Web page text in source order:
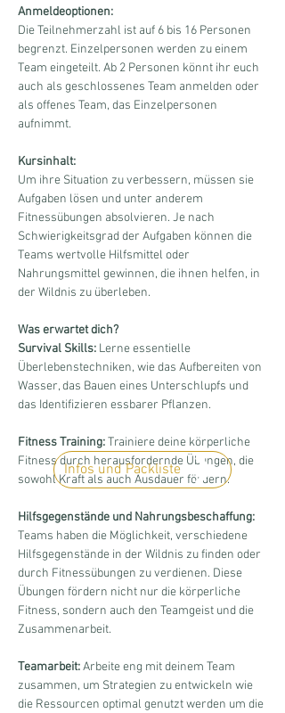
Anmeldeoptionen:
Die Teilnehmerzahl ist auf 6 bis 16 Personen
begrenzt. Einzelpersonen werden zu einem
Team eingeteilt. Ab 2 Personen könnt ihr euch
auch als geschlossenes Team anmelden oder
als offenes Team, das Einzelpersonen
aufnimmt.
Kursinhalt:
Um ihre Situation zu verbessern, müssen sie
Aufgaben lösen und unter anderem
Fitnessübungen absolvieren. Je nach
Schwierigkeitsgrad der Aufgaben können die
Teams wertvolle Hilfsmittel oder
Nahrungsmittel gewinnen, die ihnen helfen, in
der Wildnis zu überleben.
Was erwartet dich?
Survival Skills: Lerne essentielle
Überlebenstechniken, wie das Aufbereiten von
Wasser, das Bauen eines Unterschlupfs und
das Identifizieren essbarer Pflanzen.
Fitness Training: Trainiere deine körperliche
Fitness durch herausfordernde Übungen, die
sowohl Kraft als auch Ausdauer fördern.
Hilfsgegenstände und Nahrungsbeschaffung:
Teams haben die Möglichkeit, verschiedene
Hilfsgegenstände in der Wildnis zu finden oder
durch Fitnessübungen zu verdienen. Diese
Übungen fördern nicht nur die körperliche
Fitness, sondern auch den Teamgeist und die
Zusammenarbeit.
Teamarbeit: Arbeite eng mit deinem Team
zusammen, um Strategien zu entwickeln wie
die Ressourcen optimal genutzt werden um die
Infos und Packliste